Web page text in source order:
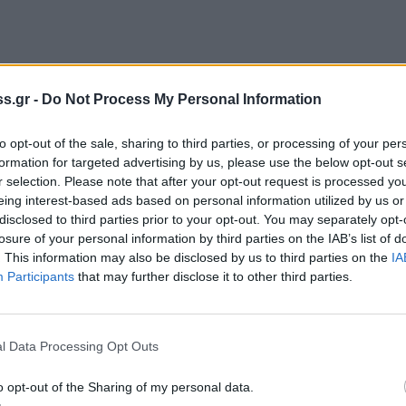
- Do Not Process My Personal Information
opt-out of the sale, sharing to third parties, or processing of your
for targeted advertising by us, please use the below opt-out
selection. Please note that after your opt-out request is processed
interest-based ads based on personal information utilized by us
to third parties prior to your opt-out. You may separately
of your personal information by third parties on the IAB’s list of
This information may also be disclosed by us to third parties on the
Participants that may further disclose it to other third parties.
Data Processing Opt Outs
opt-out of the Sharing of my personal data.
της δημοσιότητας, αλλά γίνονταν γνωστές σε
παράγοντες μέσω του Νομαρχιακού
Ν. Α. σήμερα υπαγόμενες στην Περιφερειακή
έγγραφα που τηρούνται στα δημόσια αρχεία.
υπεύθυνη πολιτική στάση, το να
και όχι εκείνοι που το δημιουργούν;
και να κινητοποιηθούν όλες οι πολιτικές
έργο για την Λακωνία και ειδικά για την